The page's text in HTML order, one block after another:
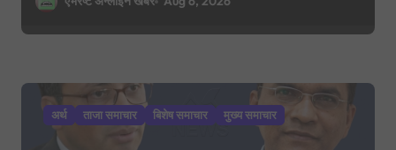
अर्थ ताजा समाचार बिशेष समाचार मुख्य समाचार